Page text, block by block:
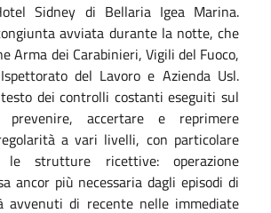
Sidney di Bellaria Igea Marina.
avviata durante la notte, che
Arma dei Carabinieri, Vigili del Fuoco,
del Lavoro e Azienda Usl.
dei controlli costanti eseguiti sul
accertare e reprimere
a vari livelli, con particolare
le strutture ricettive: operazione
ancor più necessaria dagli episodi di
avvenuti di recente nelle immediate